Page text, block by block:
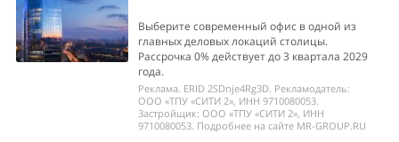
Выберите современный офис в одной из
главных деловых локаций столицы.
Рассрочка 0% действует до 3 квартала 2029
года.
Реклама. ERID 2SDnje4Rg3D. Рекламодатель:
ООО «ТПУ «СИТИ 2», ИНН 9710080053.
Застройщик: ООО «ТПУ «СИТИ 2», ИНН
9710080053. Подробнее на сайте MR-GROUP.RU